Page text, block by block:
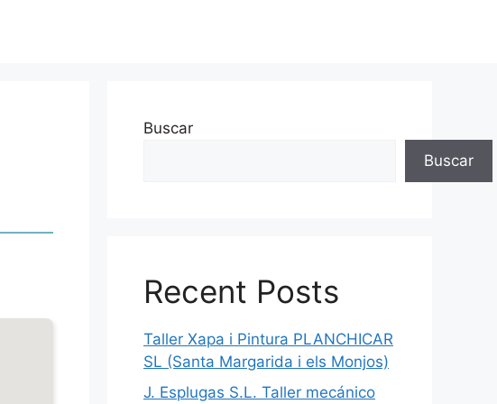
Buscar
Buscar
Recent Posts
Taller Xapa i Pintura PLANCHICAR
SL (Santa Margarida i els Monjos)
J. Esplugas S.L. Taller mecánico